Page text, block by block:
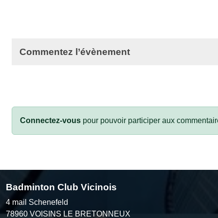
Commentez l’évènement
Connectez-vous pour pouvoir participer aux
Badminton Club Vicinois
4 mail Schenefeld
78960 VOISINS LE BRETONNEUX